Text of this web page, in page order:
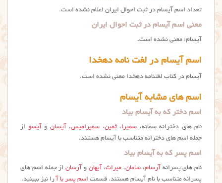
تعداد اسم آیسام در ثبت احوال ایران اعلام نشده است.
معنی اسم آیسام در ثبت احوال ایران
آیسام: معنی نشده است.
اسم آیسام در لغت نامه دهخدا
آیسام در کتاب لغتنامه دهخدا معنی نشده است.
اسم های مشابه آیسام
اسم دختر که به آیسام بیاد
نام های دخترانه سمانه، سمیرا،ثمین، سمیرامیس، آیسان و آیسو از
جمله اسم های دخترانه متناسب با آیسام هستند.
اسم پسر که به آیسام بیاد
نام های پسرانه آرسام، سامان، میراث، آیهان و آرسان از جمله اسم های
پسرانه متناسب با نام آیسام هستند. قسمت اسم پسر با آرا نیز ببینید.